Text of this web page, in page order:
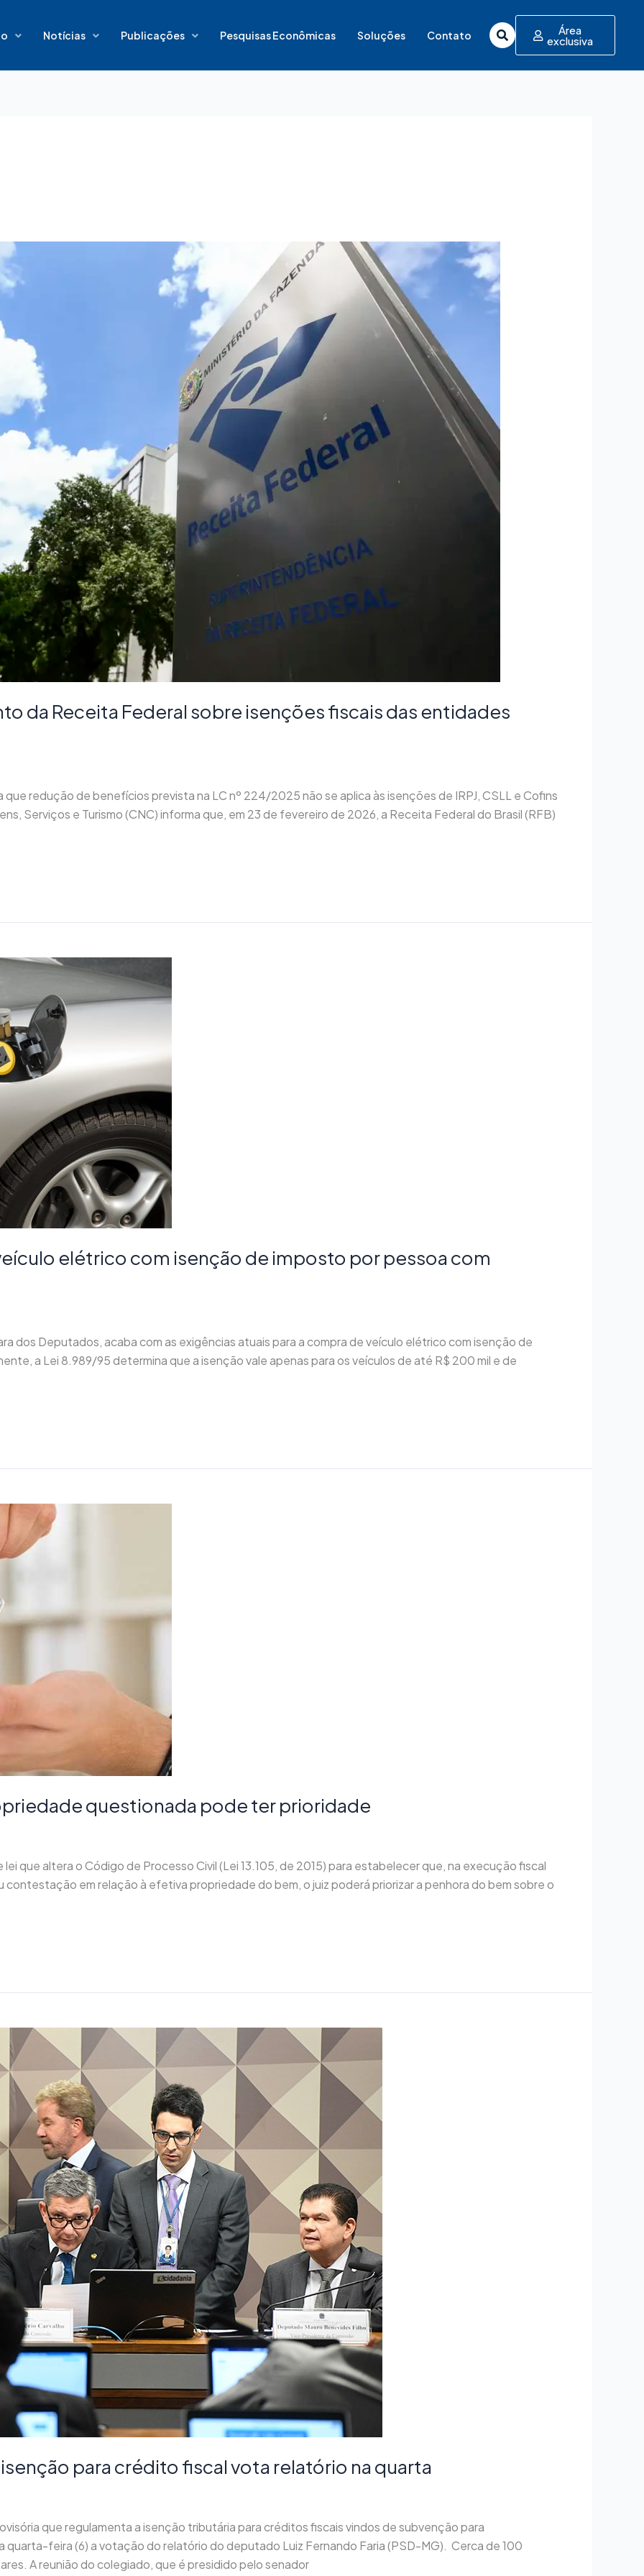
Notícias Publicações Pesquisas Econômicas Soluções Contato Área
exclusiva
da Receita Federal sobre isenções fiscais das entidades
redução de benefícios prevista na LC nº 224/2025 não se aplica às isenções de IRPJ, CSLL e Cofins
Serviços e Turismo (CNC) informa que, em 23 de fevereiro de 2026, a Receita Federal do Brasil (RFB)
elétrico com isenção de imposto por pessoa com
dos Deputados, acaba com as exigências atuais para a compra de veículo elétrico com isenção de
a Lei 8.989/95 determina que a isenção vale apenas para os veículos de até R$ 200 mil e de
questionada pode ter prioridade
que altera o Código de Processo Civil (Lei 13.105, de 2015) para estabelecer que, na execução fiscal
em relação à efetiva propriedade do bem, o juiz poderá priorizar a penhora do bem sobre o
para crédito fiscal vota relatório na quarta
que regulamenta a isenção tributária para créditos fiscais vindos de subvenção para
quarta-feira (6) a votação do relatório do deputado Luiz Fernando Faria (PSD-MG). Cerca de 100
A reunião do colegiado, que é presidido pelo senador